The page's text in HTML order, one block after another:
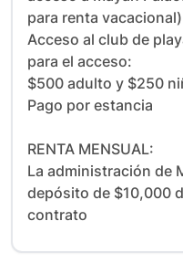
para renta
Acceso al club de
para el acceso:
$500 adulto y $250
Pago por estancia
RENTA MENSUAL:
La administración de
depósito de $10,000
contrato